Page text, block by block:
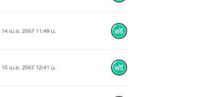
14 เม.ย. 2567 11:48 น.
15 เม.ย. 2567 12:41 น.